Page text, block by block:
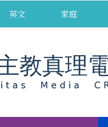
英文 家庭